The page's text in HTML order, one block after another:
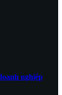
nghiệp